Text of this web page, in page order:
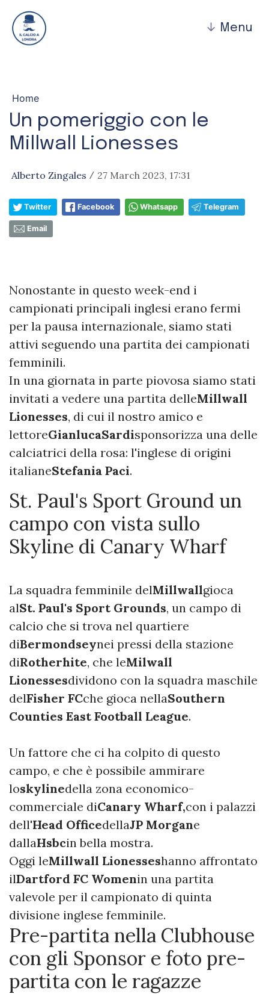
↓ Menu
Home
Un pomeriggio con le
Millwall Lionesses
Alberto Zingales / 27 March 2023, 17:31
Twitter Facebook Whatsapp Telegram
Email
Nonostante in questo week-end i
campionati principali inglesi erano fermi
per la pausa internazionale, siamo stati
attivi seguendo una partita dei campionati
femminili.
In una giornata in parte piovosa siamo stati
invitati a vedere una partita delleMillwall
Lionesses, di cui il nostro amico e
lettoreGianlucaSardisponsorizza una delle
calciatrici della rosa: l'inglese di origini
italianeStefania Paci.
St. Paul's Sport Ground un
campo con vista sullo
Skyline di Canary Wharf
La squadra femminile delMillwallgioca
alSt. Paul's Sport Grounds, un campo di
calcio che si trova nel quartiere
diBermondseynei pressi della stazione
diRotherhite, che leMilwall
Lionessesdividono con la squadra maschile
delFisher FCche gioca nellaSouthern
Counties East Football League.
Un fattore che ci ha colpito di questo
campo, e che è possibile ammirare
loskylinedella zona economico-
commerciale diCanary Wharf,con i palazzi
dell'Head OfficedellaJP Morgane
dallaHsbcin bella mostra.
Oggi leMillwall Lionesseshanno affrontato
ilDartford FC Womenin una partita
valevole per il campionato di quinta
divisione inglese femminile.
Pre-partita nella Clubhouse
con gli Sponsor e foto pre-
partita con le ragazze